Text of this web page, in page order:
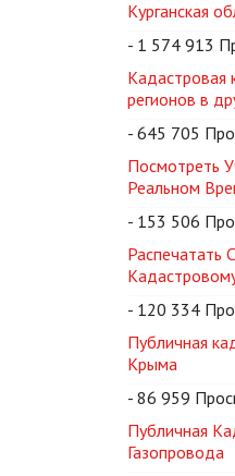
Курганская
- 1 574 913
Кадастровая
регионов в
- 645 705
Посмотреть
Реальном
- 153 506
Распечатать
- 120 334
Публичная
Крыма
- 86 959
Публичная
Газопровода